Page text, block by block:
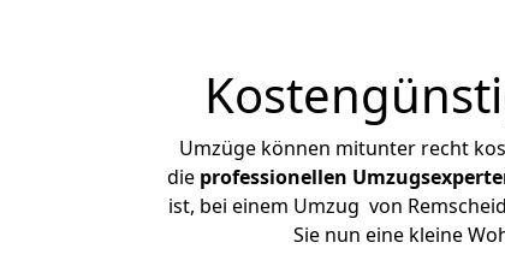
Umzüge können mitunter recht
die professionellen
ist, bei einem Umzug von
Sie nun eine kleine